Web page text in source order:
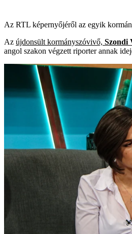
Az RTL képernyőjéről az egyik
Az újdonsült kormányszóvivő, Szondi
angol szakon végzett riporter annak